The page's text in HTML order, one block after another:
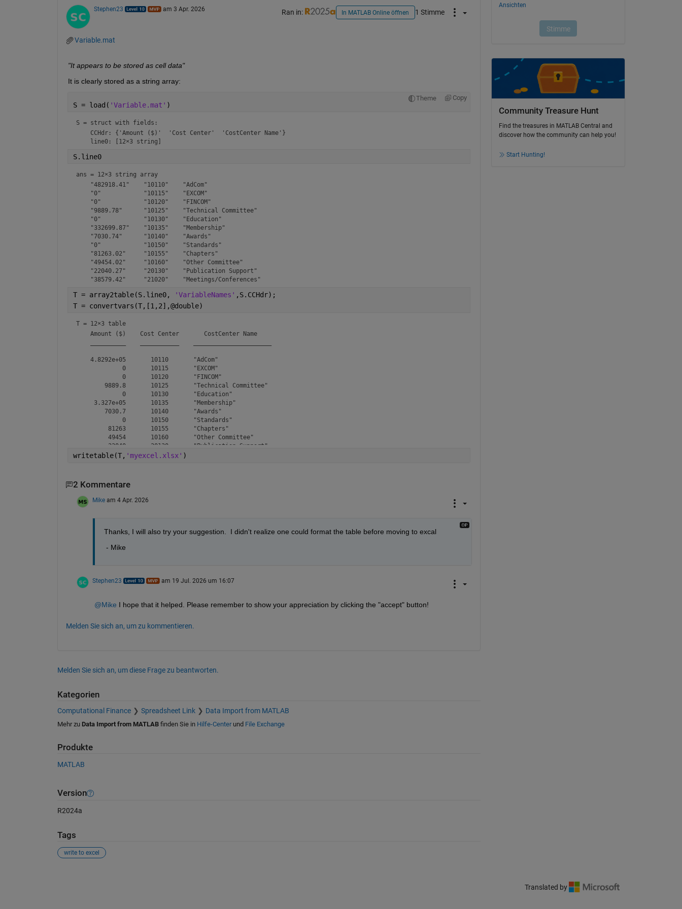
Stephen23 am 3 Apr. 2026 Ran in: In MATLAB Online öffnen 1 Stimme
Variable.mat
"It appears to be stored as cell data"
It is clearly stored as a string array:
Theme Copy
S = load( 'Variable.mat' )
S = struct with fields:
    CCHdr: {'Amount ($)'  'Cost Center'  'CostCenter Name'}
S.line0
ans = 12×3 string array
    "482918.41"    "10110"    "AdCom"
    "0"            "10115"    "EXCOM"
    "0"            "10120"    "FINCOM"
    "9889.78"      "10125"    "Technical Committee"
    "0"            "10130"    "Education"
    "332699.87"    "10135"    "Membership"
    "7030.74"      "10140"    "Awards"
    "0"            "10150"    "Standards"
    "81263.02"     "10155"    "Chapters"
    "49454.02"     "10160"    "Other Committee"
    "22040.27"     "20130"    "Publication Support"
T = array2table(S.line0, 'VariableNames' ,S.CCHdr);
T = convertvars(T,[1,2],@double)
T = 12×3 table
    Amount ($)    Cost Center       CostCenter Name
    4.8292e+05       10110       "AdCom"
             0       10115       "EXCOM"
             0       10120       "FINCOM"
        9889.8       10125       "Technical Committee"
             0       10130       "Education"
     3.327e+05       10135       "Membership"
        7030.7       10140       "Awards"
             0       10150       "Standards"
         81263       10155       "Chapters"
         49454       10160       "Other Committee"
         22040       20130       "Publication Support"
writetable(T, 'myexcel.xlsx' )
2 Kommentare
Mike am 4 Apr. 2026
Thanks, I will also try your suggestion.  I didn't realize one could format the table before moving to excal
- Mike
Stephen23 am 19 Jul. 2026 um 16:07
@Mike I hope that it helped. Please remember to show your appreciation by clicking the "accept" button!
Melden Sie sich an, um zu kommentieren.
Melden Sie sich an, um diese Frage zu beantworten.
Kategorien
Computational Finance Spreadsheet Link Data Import from MATLAB
Mehr zu Data Import from MATLABfinden Sie in Hilfe-Centerund File Exchange
Produkte
MATLAB
Version
R2024a
Tags
write to excel
Community Treasure Hunt
Find the treasures in MATLAB Central and
discover how the community can help you!
Start Hunting!
Translated by